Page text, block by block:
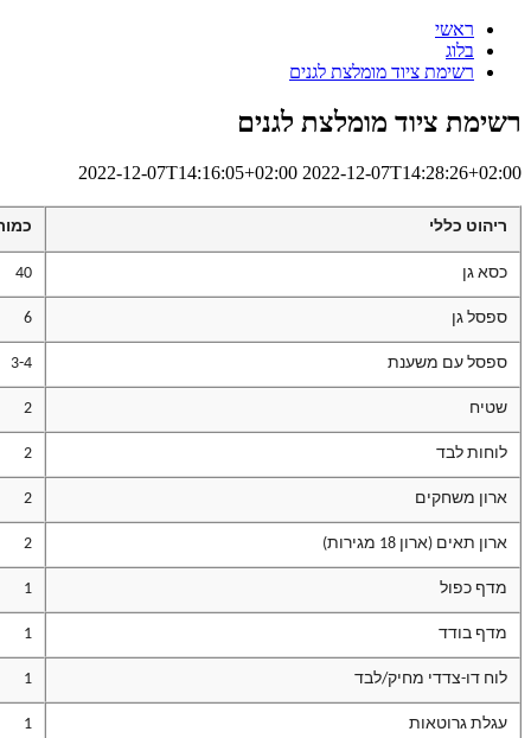
ראשי
בלוג
רשימת ציוד מומלצת לגנים
רשימת ציוד מומלצת לגנים
2022-12-07T14:16:05+02:00 2022-12-07T14:28:26+02:00
ריהוט כללי
כסא גן 40
ספסל גן 6
ספסל עם משענת 3-4
שטיח 2
לוחות לבד 2
ארון משחקים 2
ארון תאים (ארון 18 מגירות) 2
מדף כפול 1
מדף בודד 1
לוח דו-צדדי מחיק/לבד 1
עגלת גרוטאות 1